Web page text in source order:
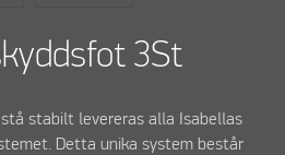
3St
stabilt levereras alla Isabellas
Detta unika system består